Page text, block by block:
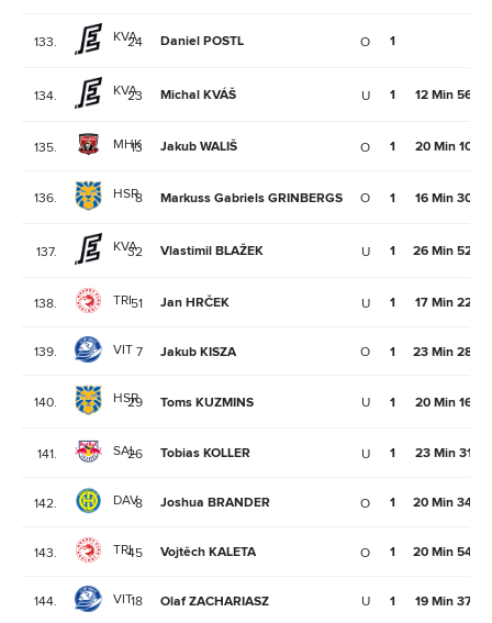
133. KVA24 Daniel POSTL O 1
134. KVA
23 Michal KVÁŠ U 1 12 Min
135. MHK
13 Jakub WALIŠ O 1 20 Min
136. HSR8 Markuss Gabriels GRINBERGS O 1 16 Min
137. KVA32 Vlastimil BLAŽEK U 1 26 Min
138. TRI51 Jan HRČEK U 1 17 Min
139. VIT 7 Jakub KISZA O 1 23 Min
140. HSR
29 Toms KUZMINS U 1 20 Min
141. SAL26 Tobias KOLLER U 1 23 Min
142. DAV8 Joshua BRANDER O 1 20 Min
143. TRI45 Vojtěch KALETA O 1 20 Min
144. VIT18 Olaf ZACHARIASZ U 1 19 Min